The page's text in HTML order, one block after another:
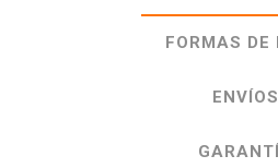
FORMAS DE
ENVÍOS